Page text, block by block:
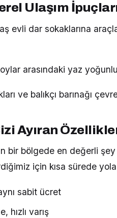
Ulaşım
evli dar sokaklarına
arasındaki yaz
ve balıkçı barınağı
Ayıran
bir bölgede en değerli şey
için kısa sürede
sabit ücret
hızlı varış